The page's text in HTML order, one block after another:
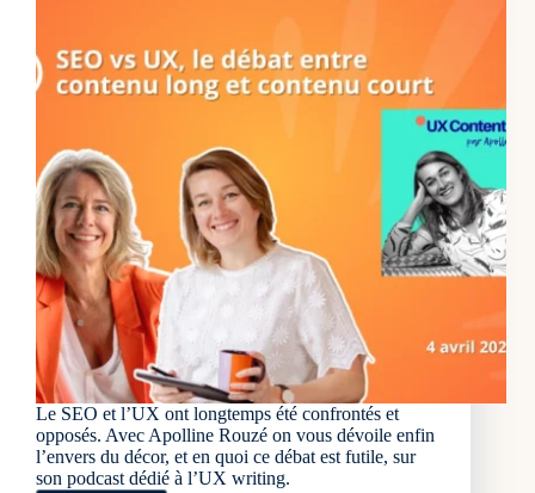
Le SEO et l’UX ont longtemps été confrontés et
opposés. Avec Apolline Rouzé on vous dévoile enfin
l’envers du décor, et en quoi ce débat est futile, sur
son podcast dédié à l’UX writing.